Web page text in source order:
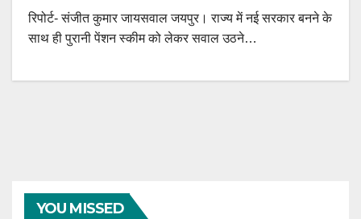
रिपोर्ट- संजीत कुमार जायसवाल जयपुर। राज्य में नई सरकार बनने के
साथ ही पुरानी पेंशन स्कीम को लेकर सवाल उठने…
YOU MISSED